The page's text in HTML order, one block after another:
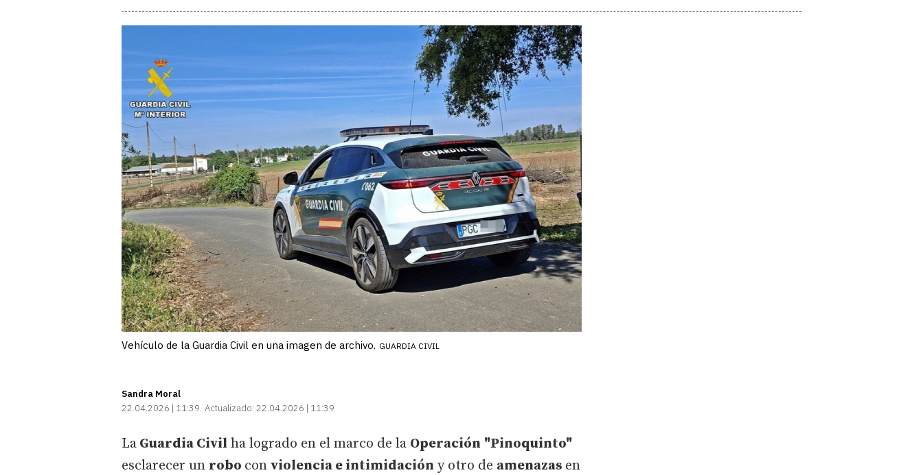
Vehículo de la Guardia Civil en una imagen de archivo. GUARDIA CIVIL
Sandra Moral
22.04.2026 | 11:39 Actualizado: 22.04.2026 | 11:39
La Guardia Civil ha logrado en el marco de la Operación "Pinoquinto"
esclarecer un robo con violencia e intimidación y otro de amenazas en